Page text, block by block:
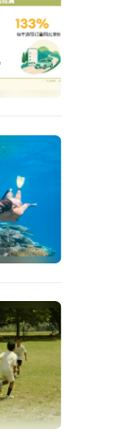
著趋
学之
游客
“小
是
向
群的
更愿
付溢